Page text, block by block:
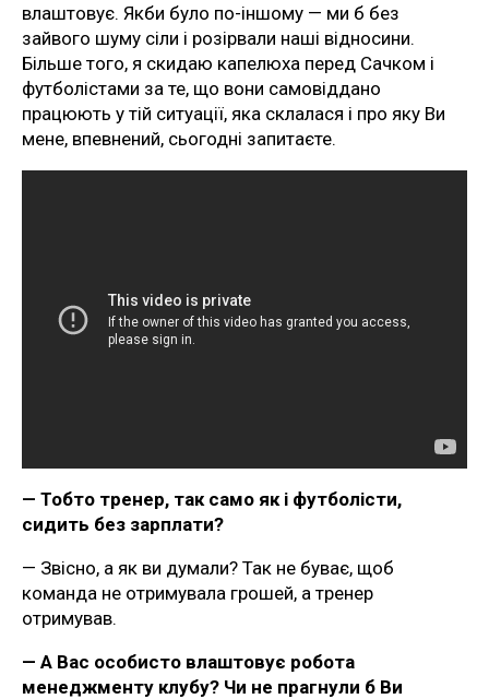
влаштовує. Якби було по-іншому — ми б без
зайвого шуму сіли і розірвали наші відносини.
Більше того, я скидаю капелюха перед Сачком і
футболістами за те, що вони самовіддано
працюють у тій ситуації, яка склалася і про яку Ви
мене, впевнений, сьогодні запитаєте.
— Тобто тренер, так само як і футболісти,
сидить без зарплати?
— Звісно, а як ви думали? Так не буває, щоб
команда не отримувала грошей, а тренер
отримував.
— А Вас особисто влаштовує робота
менеджменту клубу? Чи не прагнули б Ви